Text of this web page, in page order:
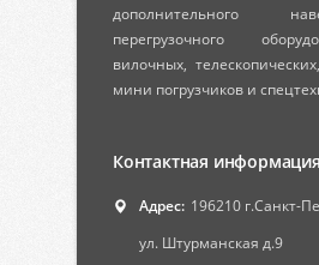
дополнительного
перегрузочного
вилочных,
мини погрузчиков и
Контактная информация
Адрес: 196210 г.Санкт-
ул. Штурманская д.9